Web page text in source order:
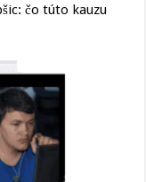
čo túto kauzu